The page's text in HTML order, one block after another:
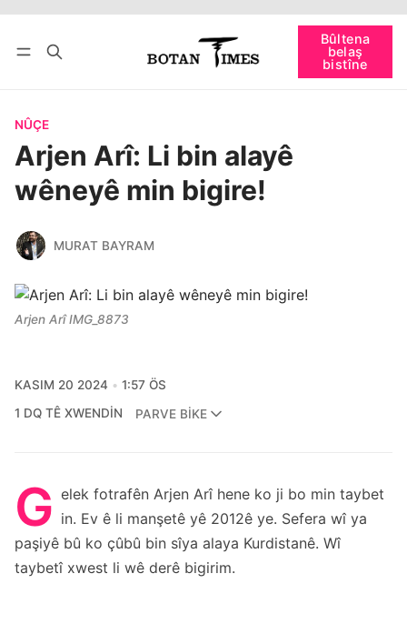
Bûltena
belaş
bistîne
bişopîne
NÛÇE
Arjen Arî: Li bin alayê
wêneyê min bigire!
MURAT BAYRAM
Arjen Arî IMG_8873
KASIM 20 2024
1:57 ÖS
1 DQ TÊ XWENDIN
PARVE BIKE
G elek fotrafên Arjen Arî hene ko ji bo min taybet
in. Ev ê li manşetê yê 2012ê ye. Sefera wî ya
paşiyê bû ko çûbû bin sîya alaya Kurdistanê. Wî
taybetî xwest li wê derê bigirim.